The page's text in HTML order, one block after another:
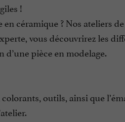
!
céramique ? Nos ateliers
vous découvrirez les
pièce en modelage.
outils, ainsi que